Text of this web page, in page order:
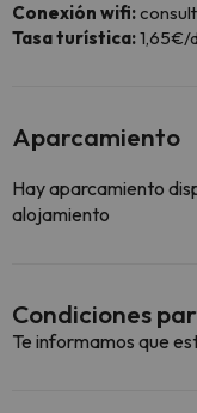
Conexión wifi:
Tasa turística:1,65€/
Aparcamiento
Hay aparcamiento
alojamiento
Condiciones
Te informamos que